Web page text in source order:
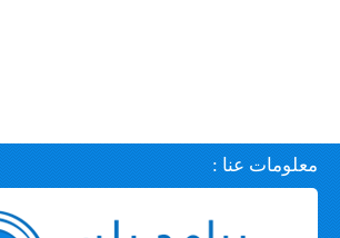
معلومات عنا :